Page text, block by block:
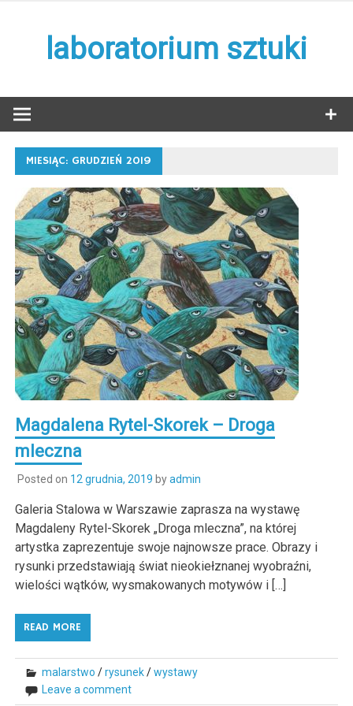
laboratorium sztuki
MIESIĄC: GRUDZIEŃ 2019
Magdalena Rytel-Skorek – Droga
mleczna
Posted on 12 grudnia, 2019 byadmin
Galeria Stalowa w Warszawie zaprasza na wystawę
Magdaleny Rytel-Skorek „Droga mleczna”, na której
artystka zaprezentuje swoje najnowsze prace. Obrazy i
rysunki przedstawiają świat nieokiełznanej wyobraźni,
wielości wątków, wysmakowanych motywów i […]
READ MORE
malarstwo /rysunek/wystawy
Leave a comment